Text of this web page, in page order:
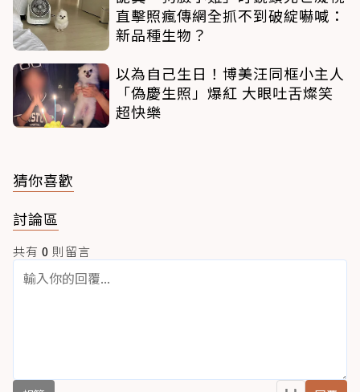
直擊照瘋傳網全抓不到破綻嚇喊：
新品種生物？
以為自己生日！博美汪同框小主人
「偽慶生照」爆紅 大眼吐舌燦笑
超快樂
猜你喜歡
討論區
共有 0 則留言